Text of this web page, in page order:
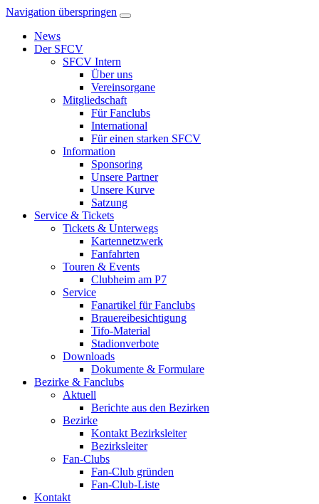
Navigation überspringen
News
Der SFCV
SFCV Intern
Über uns
Vereinsorgane
Mitgliedschaft
Für Fanclubs
International
Für einen starken SFCV
Information
Sponsoring
Unsere Partner
Unsere Kurve
Satzung
Service & Tickets
Tickets & Unterwegs
Kartennetzwerk
Fanfahrten
Touren & Events
Clubheim am P7
Service
Fanartikel für Fanclubs
Brauereibesichtigung
Tifo-Material
Stadionverbote
Downloads
Dokumente & Formulare
Bezirke & Fanclubs
Aktuell
Berichte aus den Bezirken
Bezirke
Kontakt Bezirksleiter
Bezirksleiter
Fan-Clubs
Fan-Club gründen
Fan-Club-Liste
Kontakt